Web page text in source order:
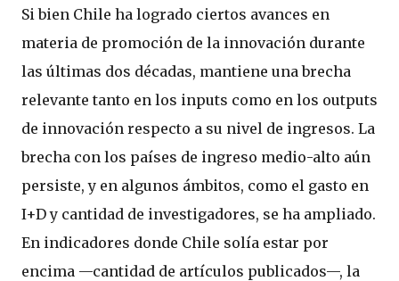
Si bien Chile ha logrado ciertos avances en
materia de promoción de la innovación durante
las últimas dos décadas, mantiene una brecha
relevante tanto en los inputs como en los outputs
de innovación respecto a su nivel de ingresos. La
brecha con los países de ingreso medio-alto aún
persiste, y en algunos ámbitos, como el gasto en
I+D y cantidad de investigadores, se ha ampliado.
En indicadores donde Chile solía estar por
encima —cantidad de artículos publicados—, la